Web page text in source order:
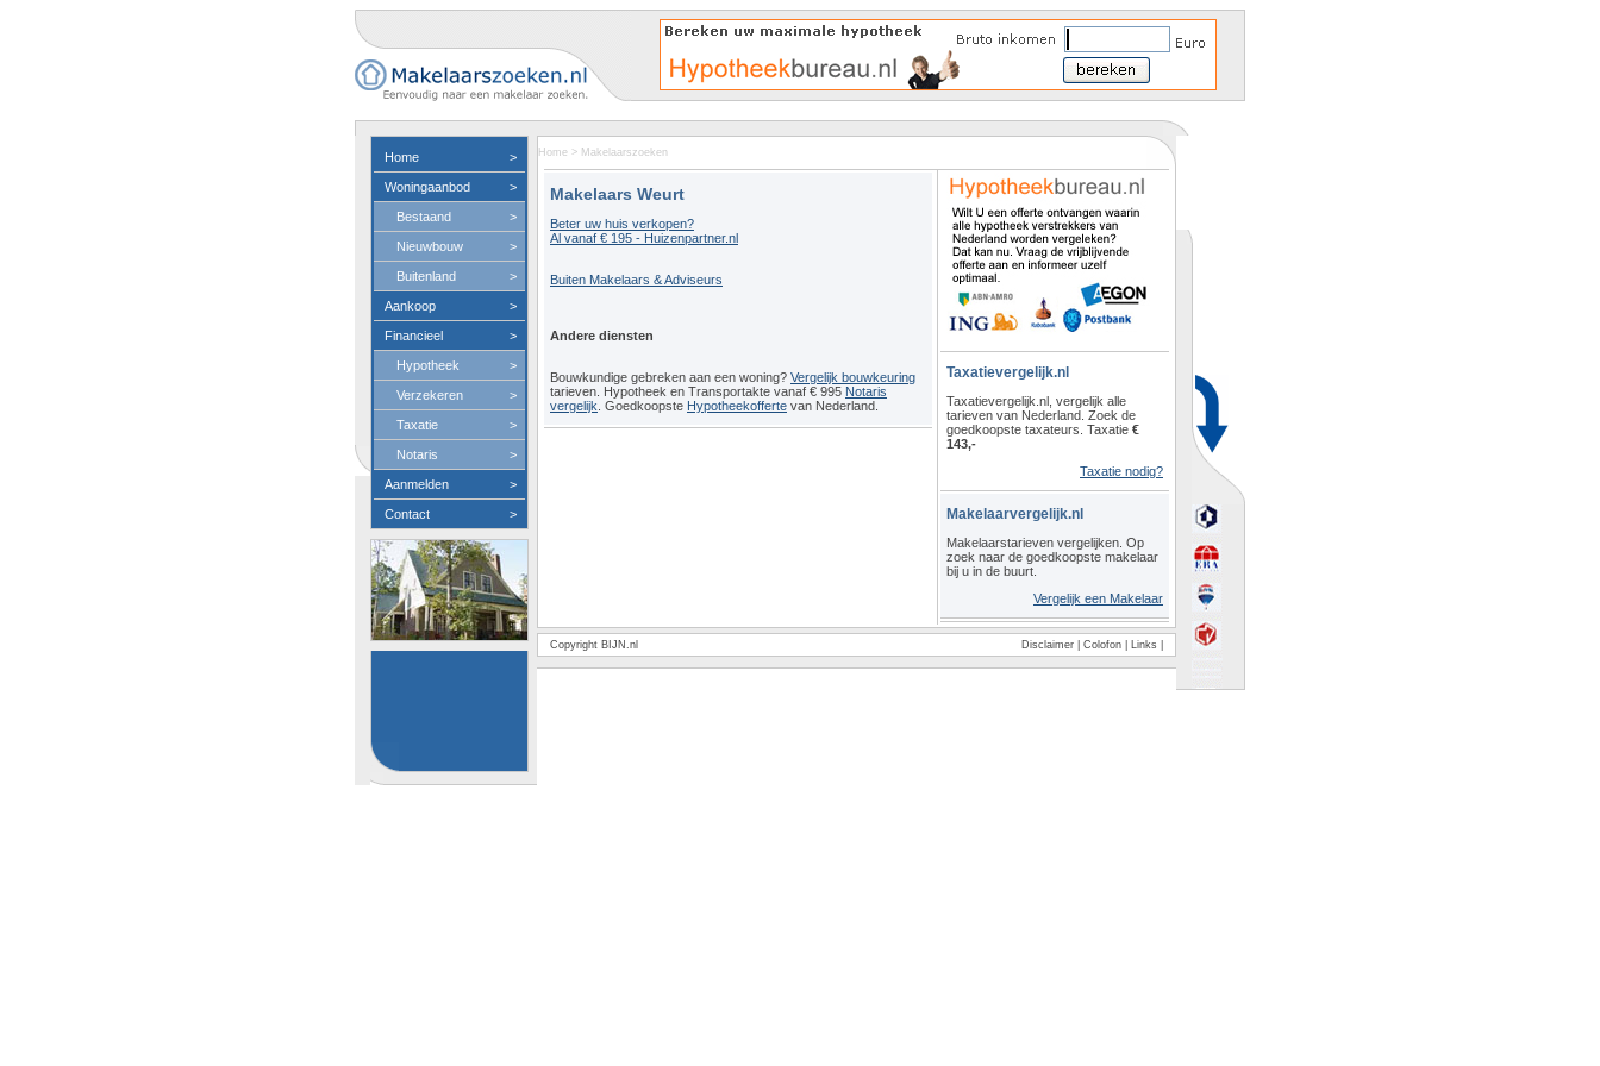
Home >
Woningaanbod >
Bestaand >
Nieuwbouw >
Buitenland >
Aankoop >
Financieel >
Hypotheek >
Verzekeren >
Taxatie >
Notaris >
Aanmelden >
Contact >
Home > Makelaarszoeken
Makelaars Weurt
Beter uw huis verkopen?
Al vanaf € 195 - Huizenpartner.nl
Buiten Makelaars & Adviseurs
Andere diensten
Bouwkundige gebreken aan een woning? Vergelijk bouwkeuring
tarieven. Hypotheek en Transportakte vanaf € 995 Notaris
vergelijk . Goedkoopste Hypotheekofferte van Nederland.
Taxatievergelijk.nl
Taxatievergelijk.nl, vergelijk alle
tarieven van Nederland. Zoek de
goedkoopste taxateurs. Taxatie €
143,-
Taxatie nodig?
Makelaarvergelijk.nl
Makelaarstarieven vergelijken. Op
zoek naar de goedkoopste makelaar
bij u in de buurt.
Vergelijk een Makelaar
Copyright BIJN.nl Disclaimer Colofon Links